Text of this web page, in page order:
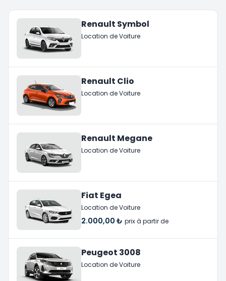
Renault Symbol
Location de Voiture
Renault Clio
Location de Voiture
Renault Megane
Location de Voiture
Fiat Egea
Location de Voiture
2.000,00 ₺ prix à partir de
Peugeot 3008
Location de Voiture